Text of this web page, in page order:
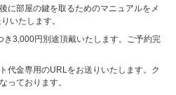
に部屋の鍵を取るためのマニュアルをメ
いたします。
き3,000円別途頂戴いたします。ご予約完
代金専用のURLをお送りいたします。ク
っております。